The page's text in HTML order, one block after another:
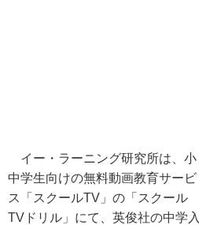
イー・ラーニング研究所は、小
中学生向けの無料動画教育サービ
ス「スクールTV」の「スクール
TVドリル」にて、英俊社の中学入